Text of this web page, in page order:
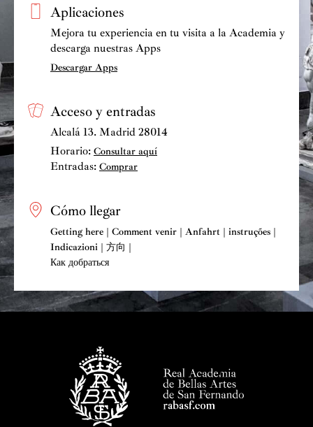
Aplicaciones
Mejora tu experiencia en tu visita a la Academia y
descarga nuestras Apps
Descargar Apps
Acceso y entradas
Alcalá 13. Madrid 28014
Horario: Consultar aquí
Entradas: Comprar
Cómo llegar
Getting here | Comment venir | Anfahrt | instruções |
Indicazioni | 方向 |
Как добраться